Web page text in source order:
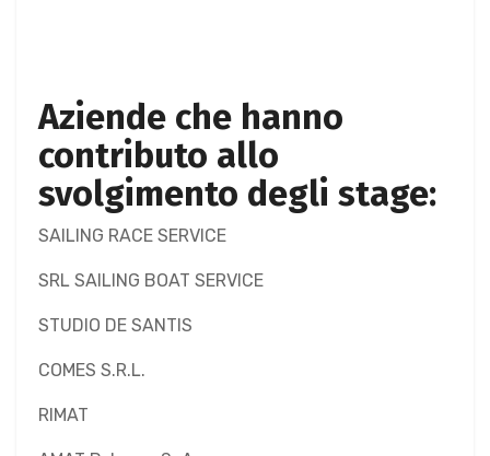
Aziende che hanno
contributo allo
svolgimento degli stage:
SAILING RACE SERVICE
SRL SAILING BOAT SERVICE
STUDIO DE SANTIS
COMES S.R.L.
RIMAT